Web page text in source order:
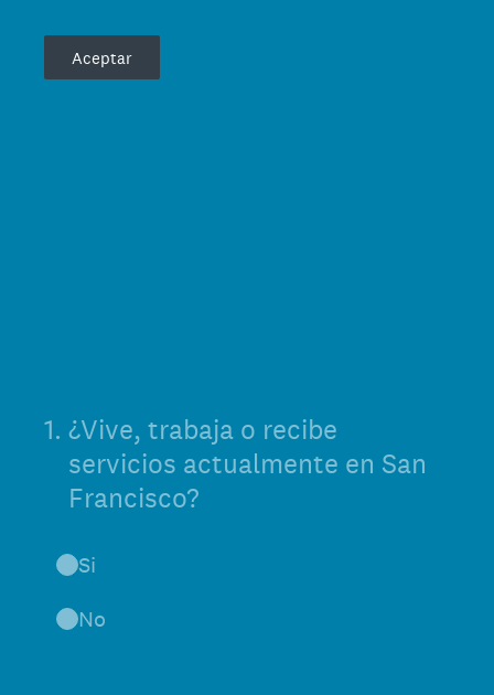
Aceptar
1. ¿Vive, trabaja o recibe
servicios actualmente en San
Francisco?
Si
No